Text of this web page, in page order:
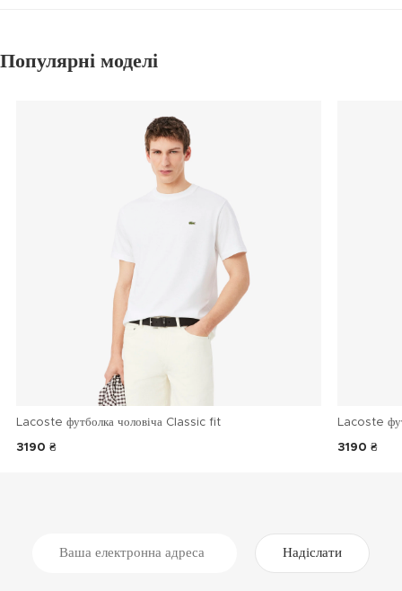
Популярні моделі
Lacoste футболка чоловіча Classic fit
3190 ₴
Lacoste
3190 ₴
Надіслати